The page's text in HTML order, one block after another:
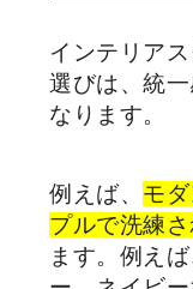
インテリア
選びは、統
なります。
例えば、 モ
プルで洗練
ます。例え